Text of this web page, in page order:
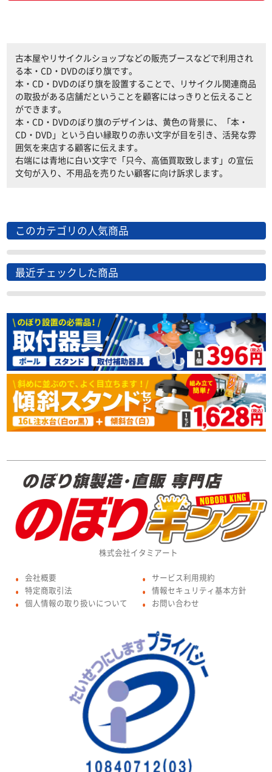
古本屋やリサイクルショップなどの販売ブースなどで利用され
る本・CD・DVDのぼり旗です。
本・CD・DVDのぼり旗を設置することで、リサイクル関連商品
の取扱がある店舗だということを顧客にはっきりと伝えること
ができます。
本・CD・DVDのぼり旗のデザインは、黄色の背景に、「本・
CD・DVD」という白い縁取りの赤い文字が目を引き、活発な雰
囲気を来店する顧客に伝えます。
右端には青地に白い文字で「只今、高価買取致します」の宣伝
文句が入り、不用品を売りたい顧客に向け訴求します。
このカテゴリの人気商品
最近チェックした商品
株式会社イタミアート
● 会社概要
● 特定商取引法
● 個人情報の取り扱いについて
● サービス利用規約
● 情報セキュリティ基本方針
● お問い合わせ